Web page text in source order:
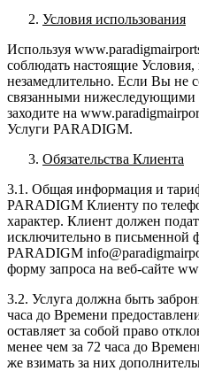
Условия использования
Используя
соблюдать настоящие
незамедлительно. Если Вы не
связанными нижеследующими
заходите на
Услуги PARADIGM.
Обязательства Клиента
3.1. Общая информация и
PARADIGM Клиенту по
характер. Клиент должен
исключительно в письменной
PARADIGM
форму запроса на веб-сайте
3.2. Услуга должна быть
часа до Времени
оставляет за собой право
менее чем за 72 часа до
же взимать за них